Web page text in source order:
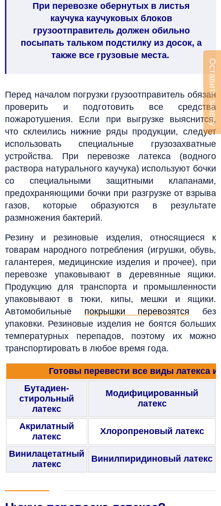
При перевозке обернутых в листья
каучука каучуковых блоков
грузоотправитель должен обильно
посыпать тальком подстилку из досок, а
также все грузовые места.
Перед началом погрузки грузоотправитель обязан
проверить и подготовить все средства
пожаротушения. Если при выгрузке выяснится,
что склеились нижние ряды продукции, следует
использовать специальные грузозахватные
устройства. При перевозке латекса (водного
раствора натурального каучука) используют бочки
со специальными защитными клапанами,
предохраняющими бочки при разгрузке от взрыва
газов, которые образуются в результате
размножения бактерий.
Резину и резиновые изделия, относящиеся к
товарам народного потребления (игрушки, обувь,
галантерея, медицинские изделия и прочее), при
перевозке упаковывают в деревянные ящики.
Продукцию для транспорта и промышленности
упаковывают в тюки, кипы, мешки и ящики.
Автомобильные покрышки перевозятся без
упаковки. Резиновые изделия не боятся больших
температурных перепадов, поэтому их можно
транспортировать в любое время года.
Готовы перевести все виды латекса и
Бутадиен-
стирольный
латекс
Модифицированный
латекс
Акрилатный
латекс
Хлоропреновый латекс
Винилацетатный
латекс
Винилпиридиновый латекс
Оставить заявку